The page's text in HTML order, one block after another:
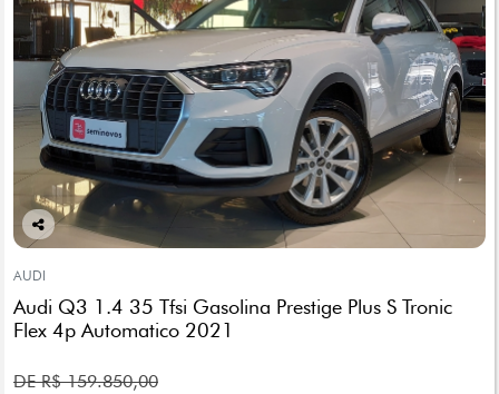
Co
arti
lhe
AUDI
Audi Q3 1.4 35 Tfsi Gasolina Prestige Plus S Tronic
Flex 4p Automatico 2021
DE R$ 159.850,00